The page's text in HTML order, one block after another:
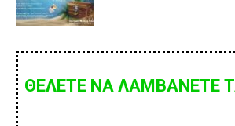
ΘΕΛΕΤΕ ΝΑ ΛΑΜΒΑΝΕΤΕ